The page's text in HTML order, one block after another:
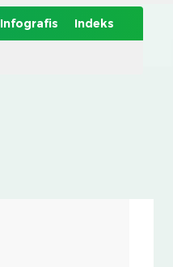
Infografis Indeks